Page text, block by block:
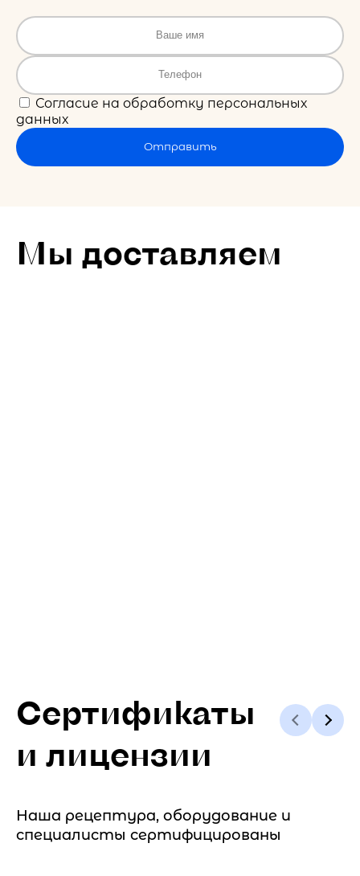
Согласие на обработку персональных
данных
Отправить
Мы доставляем
Сертификаты
и лицензии
Наша рецептура, оборудование и
специалисты сертифицированы